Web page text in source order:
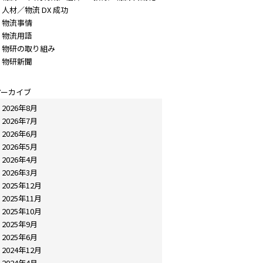
人材／物流 DX 成功
物流事情
物流用語
物研の取り組み
物研新聞
カイブ
2026年8月
2026年7月
2026年6月
2026年5月
2026年4月
2026年3月
2025年12月
2025年11月
2025年10月
2025年9月
2025年6月
2024年12月